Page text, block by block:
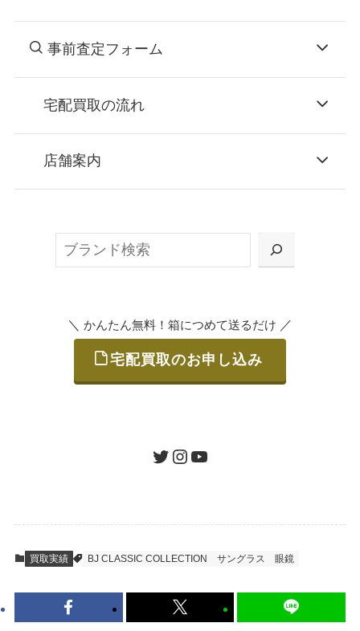
事前査定フォーム
宅配買取の流れ
お申込み
または梱包材不要の「集荷申込」からお選び
ご発送
査定結果のご承認 / 入金
到着即日に査定いたします。買取金額にご納
得いただければ、最短即日の入金が可能で
店舗案内
＼ かんたん無料！箱につめて送るだけ ／
宅配買取のお申し込み
ツイッターインスタグラムユーチューブ
買取実績 BJ CLASSIC COLLECTION サングラス 眼鏡